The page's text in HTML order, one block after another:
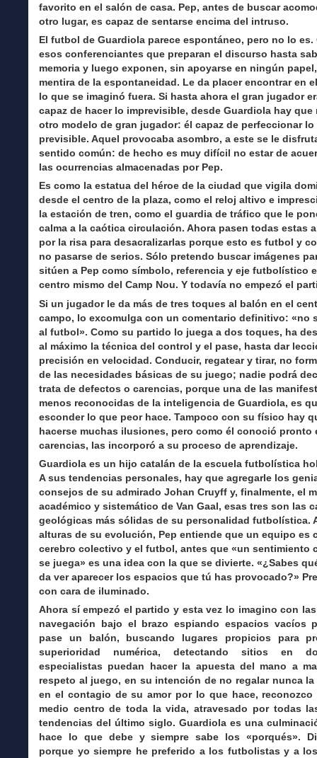
favorito en el salón de casa. Pep, antes de buscar
otro lugar, es capaz de sentarse encima del intruso.
El futbol de Guardiola parece espontáneo, pero no lo es.
esos conferenciantes que preparan el discurso hasta
memoria y luego exponen, sin apoyarse en ningún
mentira de la espontaneidad. Le da placer encontrar en
lo que se imaginó fuera. Si hasta ahora el gran jugador
capaz de hacer lo imprevisible, desde Guardiola hay que
otro modelo de gran jugador: él capaz de perfeccionar lo
previsible. Aquel provocaba asombro, a este se le
sentido común: de hecho es muy difícil no estar de
las ocurrencias almacenadas por Pep.
Es como la estatua del héroe de la ciudad que vigila
desde el centro de la plaza, como el reloj altivo e
la estación de tren, como el guardia de tráfico que le
calma a la caótica circulación. Ahora pasen todas estas
por la risa para desacralizarlas porque esto es futbol y
no pasarse de serios. Sólo pretendo buscar imágenes
sitúen a Pep como símbolo, referencia y eje futbolístico
centro mismo del Camp Nou. Y todavía no empezó el
Si un jugador le da más de tres toques al balón en el
campo, lo excomulga con un comentario definitivo: «no
al futbol». Como su partido lo juega a dos toques, ha
al máximo la técnica del control y el pase, hasta dar
precisión en velocidad. Conducir, regatear y tirar, no
de las necesidades básicas de su juego; nadie podrá
trata de defectos o carencias, porque una de las
menos reconocidas de la inteligencia de Guardiola, es
esconder lo que peor hace. Tampoco con su físico hay
hacerse muchas ilusiones, pero como él conoció pronto
carencias, las incorporó a su proceso de aprendizaje.
Guardiola es un hijo catalán de la escuela futbolística
A sus tendencias personales, hay que agregarle los
consejos de su admirado Johan Cruyff y, finalmente, el
académico y sistemático de Van Gaal, esas tres son las
geológicas más sólidas de su personalidad futbolística.
alturas de su evolución, Pep entiende que un equipo es
cerebro colectivo y el futbol, antes que «un sentimiento
se juega» es una idea con la que se divierte. «¿Sabes
da ver aparecer los espacios que tú has provocado?»
con cara de iluminado.
Ahora sí empezó el partido y esta vez lo imagino con
navegación bajo el brazo espiando espacios vacíos
pase un balón, buscando lugares propicios para
superioridad numérica, detectando sitios en
especialistas puedan hacer la apuesta del mano a
respeto al juego, en su intención de no regalar nunca
en el contagio de su amor por lo que hace, reconozco
medio centro de toda la vida, atravesado por todas
tendencias del último siglo. Guardiola es una
hace lo que debe y siempre sabe los «porqués».
porque yo siempre he preferido a los futbolistas y a